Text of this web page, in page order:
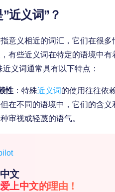
近义词”？
意义相近的词汇，它们在很
有些近义词在特定的语境中
近义词通常具有以下特点：
性：特殊近义词的使用往往依
在不同的语境中，它们的含义
审视或轻蔑的语气。
文
上中文的理由！